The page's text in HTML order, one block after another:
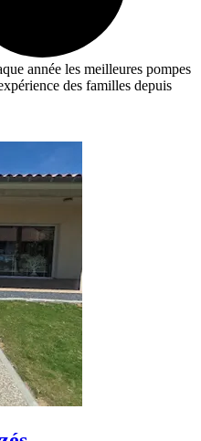
année les meilleures pompes
des familles depuis